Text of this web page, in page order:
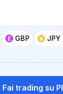
GBP JPY
Fai trading su PI